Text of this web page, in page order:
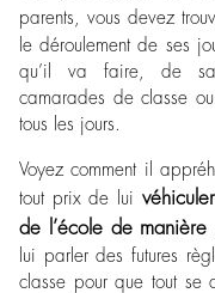
parents, vous devez
le déroulement de ses
qu’il va faire, de sa
camarades de classe
tous les jours.
Voyez comment il
tout prix de lui
de l’école de manière
lui parler des futures
classe pour que tout se